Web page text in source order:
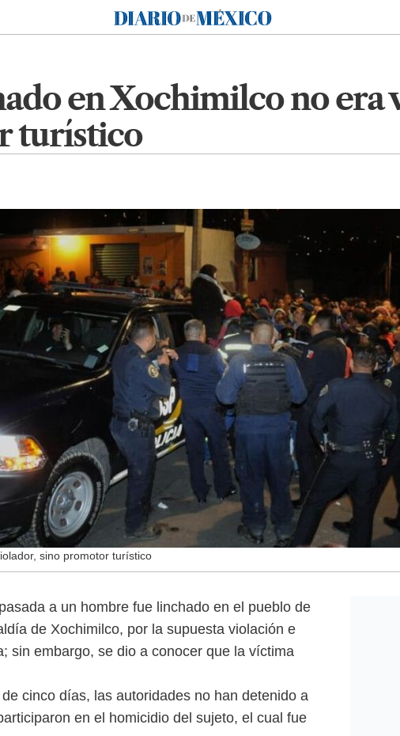
Diario de México
en Xochimilco no era
turístico
sino promotor turístico
a un hombre fue linchado en el pueblo de
de Xochimilco, por la supuesta violación e
sin embargo, se dio a conocer que la víctima
cinco días, las autoridades no han detenido a
en el homicidio del sujeto, el cual fue